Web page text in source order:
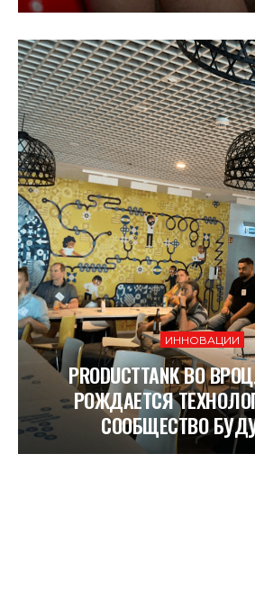
ИННОВАЦИИ
PRODUCTTANK ВО
РОЖДАЕТСЯ
СООБЩЕСТВО